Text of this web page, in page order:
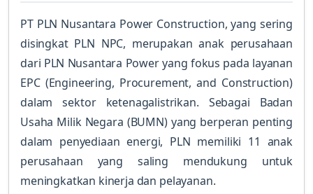
PT PLN Nusantara Power Construction, yang sering
disingkat PLN NPC, merupakan anak perusahaan
dari PLN Nusantara Power yang fokus pada layanan
EPC (Engineering, Procurement, and Construction)
dalam sektor ketenagalistrikan. Sebagai Badan
Usaha Milik Negara (BUMN) yang berperan penting
dalam penyediaan energi, PLN memiliki 11 anak
perusahaan yang saling mendukung untuk
meningkatkan kinerja dan pelayanan.